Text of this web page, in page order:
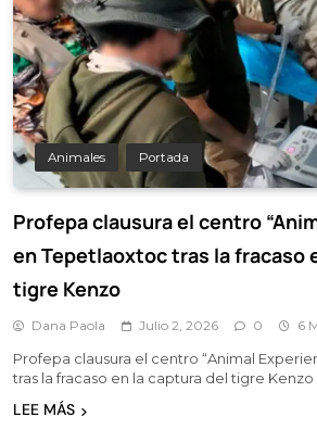
Animales Portada
Profepa clausura el centro
en Tepetlaoxtoc tras la fracaso
tigre Kenzo
Dana Paola Julio 2, 2026 0 6
Profepa clausura el centro “Animal
tras la fracaso en la captura del tigre Kenzo
LEE MÁS